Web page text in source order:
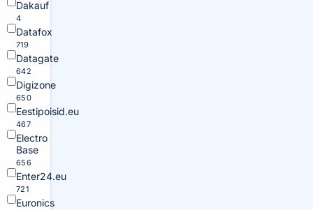
Dakauf
4
Datafox
719
Datagate
642
Digizone
650
Eestipoisid.eu
467
Electro
Base
656
Enter24.eu
721
Euronics